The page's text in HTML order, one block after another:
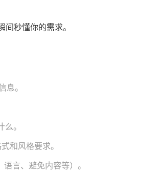
间秒懂你的需求。
息。
。
和风格要求。
言、避免内容等）。